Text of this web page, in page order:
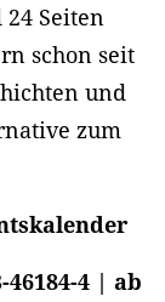
Seiten
schon seit
und
zum
4 | ab